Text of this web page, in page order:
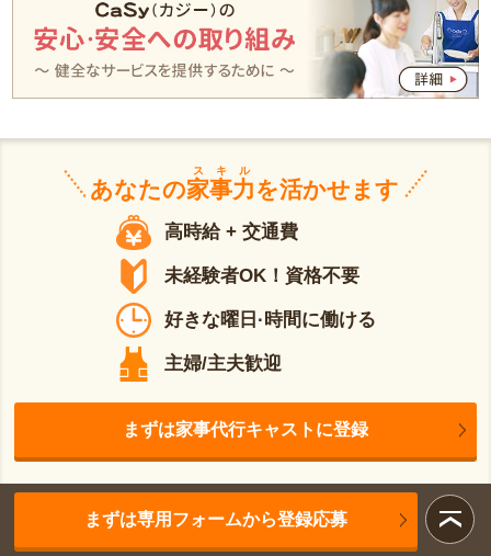
あなたの家事力
スキル
を活かせます
高時給 + 交通費
未経験者OK！資格不要
好きな曜日·時間に働ける
主婦/主夫歓迎
まずは家事代行キャストに登録
まずは専用フォームから登録応募